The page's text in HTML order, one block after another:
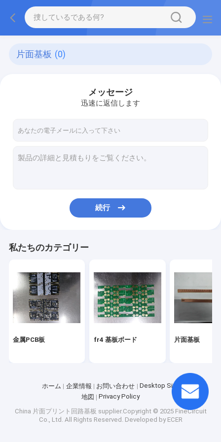
片面基板 (0)
メッセージ
迅速に返信します
続行
私たちのカテゴリー
金属PCB板 fr4 基板ボード 片面基板
ホーム 企業情報 お問い合わせ
Desktop Site
地図
Privacy Policy
China 片面プリント回路基板 supplier.Copyright © 2025 FineCircuit
Co., Ltd. All Rights Reserved. Developed by ECER